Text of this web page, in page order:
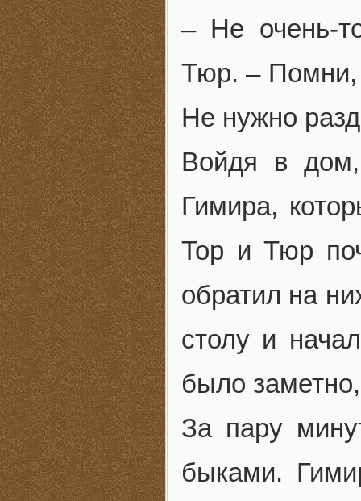
– Не очень-
Тюр. –
Не нужно
Войдя в
Гимира,
Тор и Тюр
обратил на
столу и
было
За пару
быками.